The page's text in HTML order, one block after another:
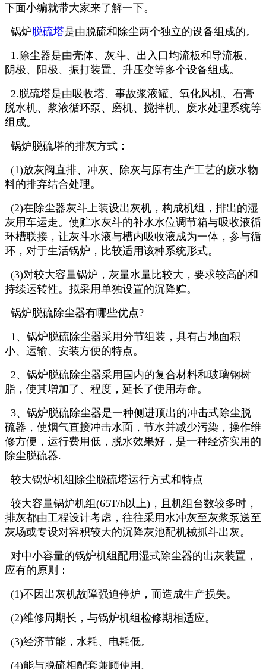
下面小编就带大家来了解一下。
锅炉脱硫塔是由脱硫和除尘两个独立的设备组成的。
1.除尘器是由壳体、灰斗、出入口均流板和导流板、
阴极、阳极、振打装置、升压变等多个设备组成。
2.脱硫塔是由吸收塔、事故浆液罐、氧化风机、石膏
脱水机、浆液循环泵、磨机、搅拌机、废水处理系统等
组成。
锅炉脱硫塔的排灰方式：
(1)放灰阀直排、冲灰、除灰与原有生产工艺的废水物
料的排弃结合处理。
(2)在除尘器灰斗上装设出灰机，构成机组，排出的湿
灰用车运走。使贮水灰斗的补水水位调节箱与吸收液循
环槽联接，让灰斗水液与槽内吸收液成为一体，参与循
环，对于生活锅炉，比较适用该种系统形式。
(3)对较大容量锅炉，灰量水量比较大，要求较高的和
持续运转性。拟采用单独设置的沉降贮。
锅炉脱硫除尘器有哪些优点?
1、锅炉脱硫除尘器采用分节组装，具有占地面积
小、运输、安装方便的特点。
2、锅炉脱硫除尘器采用国内的复合材料和玻璃钢树
脂，使其增加了、程度，延长了使用寿命。
3、锅炉脱硫除尘器是一种侧进顶出的冲击式除尘脱
硫器，使烟气直接冲击水面，节水并减少污染，操作维
修方便，运行费用低，脱水效果好，是一种经济实用的
除尘脱硫器.
较大锅炉机组除尘脱硫塔运行方式和特点
较大容量锅炉机组(65T/h以上)，且机组台数较多时，
排灰都由工程设计考虑，往往采用水冲灰至灰浆泵送至
灰场或专设对容积较大的沉降灰池配机械抓斗出灰。
对中小容量的锅炉机组配用湿式除尘器的出灰装置，
应有的原则：
(1)不因出灰机故障强迫停炉，而造成生产损失。
(2)维修周期长，与锅炉机组检修期相适应。
(3)经济节能，水耗、电耗低。
(4)能与脱硫相配套兼顾使用。